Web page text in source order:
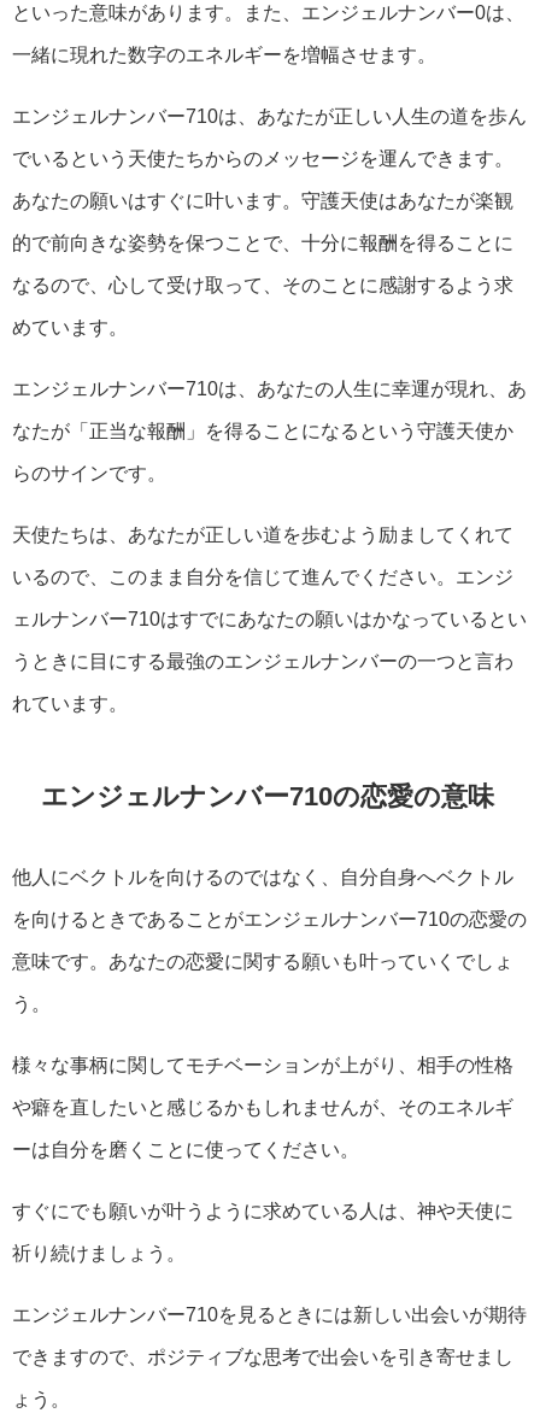
といった意味があります。また、エンジェルナンバー0は、
一緒に現れた数字のエネルギーを増幅させます。
エンジェルナンバー710は、あなたが正しい人生の道を歩ん
でいるという天使たちからのメッセージを運んできます。
あなたの願いはすぐに叶います。守護天使はあなたが楽観
的で前向きな姿勢を保つことで、十分に報酬を得ることに
なるので、心して受け取って、そのことに感謝するよう求
めています。
エンジェルナンバー710は、あなたの人生に幸運が現れ、あ
なたが「正当な報酬」を得ることになるという守護天使か
らのサインです。
天使たちは、あなたが正しい道を歩むよう励ましてくれて
いるので、このまま自分を信じて進んでください。エンジ
ェルナンバー710はすでにあなたの願いはかなっているとい
うときに目にする最強のエンジェルナンバーの一つと言わ
れています。
エンジェルナンバー710の恋愛の意味
他人にベクトルを向けるのではなく、自分自身へベクトル
を向けるときであることがエンジェルナンバー710の恋愛の
意味です。あなたの恋愛に関する願いも叶っていくでしょ
う。
様々な事柄に関してモチベーションが上がり、相手の性格
や癖を直したいと感じるかもしれませんが、そのエネルギ
ーは自分を磨くことに使ってください。
すぐにでも願いが叶うように求めている人は、神や天使に
祈り続けましょう。
エンジェルナンバー710を見るときには新しい出会いが期待
できますので、ポジティブな思考で出会いを引き寄せまし
ょう。